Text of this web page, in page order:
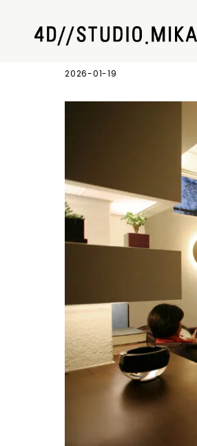
施工事例
2026-01-19